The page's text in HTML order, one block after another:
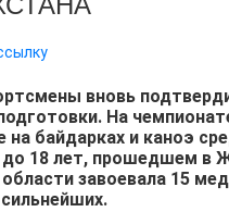
вновь
На
на байдарках и каноэ
18 лет, прошедшем в
завоевала 15